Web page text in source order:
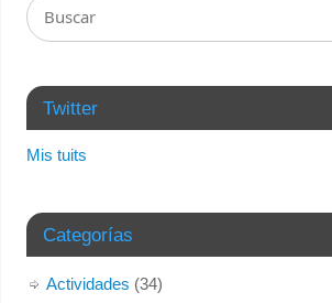
nueva)
Twitter
Mis tuits
Categorías
Actividades (34)